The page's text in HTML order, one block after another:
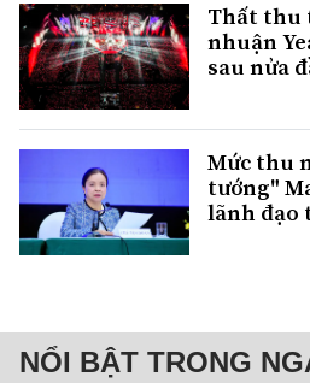
Thất thu
nhuận
sau nửa
Mức thu
tướng"
lãnh đạo
NỔI BẬT TRONG